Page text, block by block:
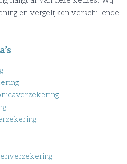
en vergelijken verschillende